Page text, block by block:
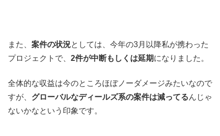
また、 案件の状況としては、今年の3月以降私が携わった
プロジェクトで、 2件が中断もしくは延期になりました。
全体的な収益は今のところほぼノーダメージみたいなので
すが、 グローバルなディールズ系の案件は減ってるんじゃ
ないかなという印象です。